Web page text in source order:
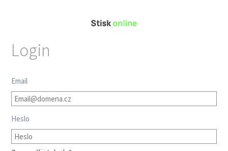
Login
Email
Heslo